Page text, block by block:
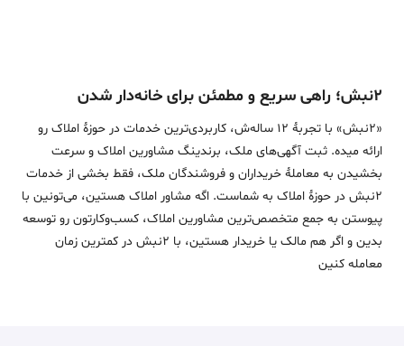
۲نبش؛ راهی سریع و مطمئن برای خانه‌دار شدن
«2نبش» با تجربۀ 12 ساله‌ش، کاربردی‌ترین خدمات در حوزۀ املاک رو
ارائه میده. ثبت آگهی‌های ملک، برندینگ مشاورین املاک و سرعت
بخشیدن به معاملۀ خریداران و فروشندگان ملک، فقط بخشی از خدمات
2نبش در حوزۀ املاک به شماست. اگه مشاور املاک هستین، می‌تونین با
پیوستن به جمع متخصص‌ترین مشاورین املاک، کسب‌وکارتون رو توسعه
بدین و اگر هم مالک یا خریدار هستین، با 2نبش در کمترین زمان
معامله‌ کنین